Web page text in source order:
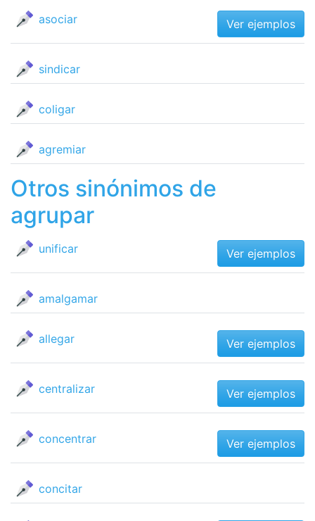
asociar Ver ejemplos
sindicar
coligar
agremiar
Otros sinónimos de
agrupar
unificar Ver ejemplos
amalgamar
allegar Ver ejemplos
centralizar Ver ejemplos
concentrar Ver ejemplos
concitar